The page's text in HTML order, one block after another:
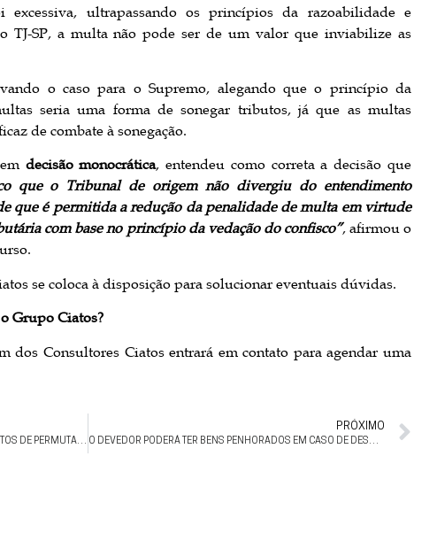
ultrapassando os princípios da razoabilidade e
TJ-SP, a multa não pode ser de um valor que inviabilize as
o caso para o Supremo, alegando que o princípio da
seria uma forma de sonegar tributos, já que as multas
de combate à sonegação.
decisão monocrática, entendeu como correta a decisão que
que o Tribunal de origem não divergiu do entendimento
que é permitida a redução da penalidade de multa em virtude
com base no princípio da vedação do confisco”, afirmou o
se coloca à disposição para solucionar eventuais dúvidas.
Grupo Ciatos?
dos Consultores Ciatos entrará em contato para agendar uma
COMO DEVERÁ SER A TRIBUTAÇÃO EM CONTRATOS DE PERMUTA DE IMÓVEIS?
PRÓXIMO
O DEVEDOR PODERÁ TER BENS PENHORADOS EM CASO DE DESAPARECIMENTO DO DEPOSITÁRIO JUDICIAL QUE DETÉM GUARDA DE BENS?